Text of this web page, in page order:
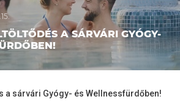
A SÁRVÁRI GYÓGY-
a sárvári Gyógy- és Wellnessfürdőben!